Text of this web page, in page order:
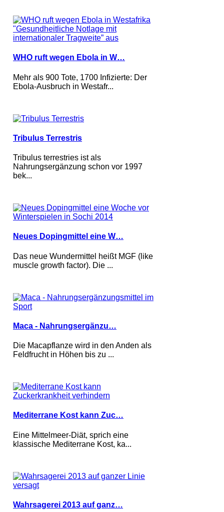
WHO ruft wegen Ebola in W…
Mehr als 900 Tote, 1700 Infizierte: Der
Ebola-Ausbruch in Westafr...
Tribulus Terrestris
Tribulus terrestries ist als
Nahrungsergänzung schon vor 1997
bek...
Neues Dopingmittel eine W…
Das neue Wundermittel heißt MGF (like
muscle growth factor). Die ...
Maca - Nahrungsergänzu…
Die Macapflanze wird in den Anden als
Feldfrucht in Höhen bis zu ...
Mediterrane Kost kann Zuc…
Eine Mittelmeer-Diät, sprich eine
klassische Mediterrane Kost, ka...
Wahrsagerei 2013 auf ganz…